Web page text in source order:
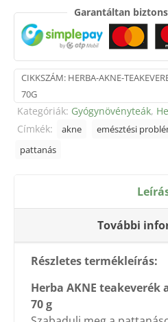
Garantáltan
CIKKSZÁM: HERBA-AKNE-
70G
Kategóriák: Gyógynövényteák,
Címkék:
akne emésztési
pattanás
További
Részletes termékleírás:
Herba AKNE teakeverék
70 g